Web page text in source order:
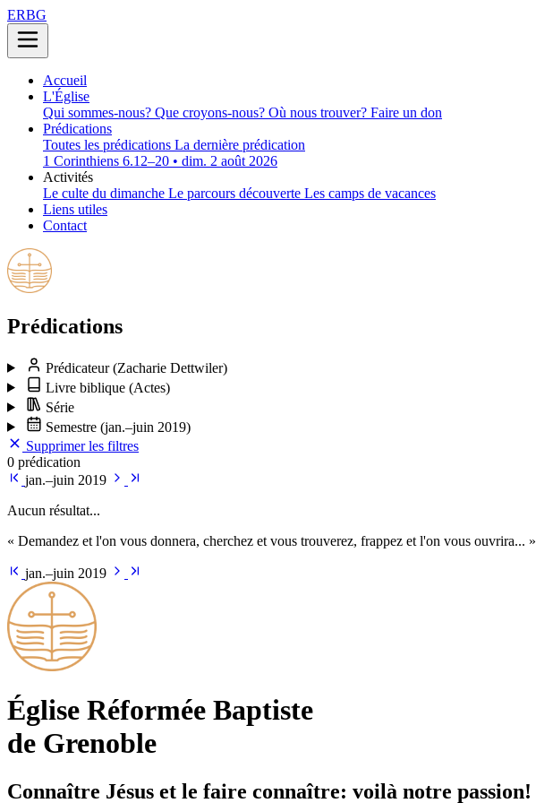
ERBG
Accueil
L'Église
Qui sommes-nous? Que croyons-nous? Où nous trouver? Faire un don
Prédications
Toutes les prédications La dernière prédication
1 Corinthiens 6.12–20 • dim. 2 août 2026
Activités
Le culte du dimanche Le parcours découverte Les camps de vacances
Liens utiles
Contact
Prédications
Prédicateur(Zacharie Dettwiler)
Livre biblique (Actes)
Série
Semestre (jan.–juin 2019)
Supprimer les filtres
0 prédication
jan.–juin 2019
Aucun résultat...
« Demandez et l'on vous donnera, cherchez et vous trouverez, frappez et l'on vous ouvrira... »
jan.–juin 2019
Église Ré­for­mée Bap­tiste
de Grenoble
Connaître Jésus et le faire connaître: voilà notre passion!